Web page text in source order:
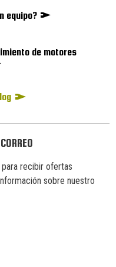
equipo?
de motores
recibir ofertas
sobre nuestro